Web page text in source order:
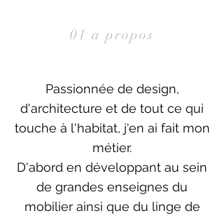
01 a propos
Passionnée de design,
d'architecture et de tout ce qui
touche à l'habitat, j'en ai fait mon
métier.
D'abord en développant au sein
de grandes enseignes du
mobilier ainsi que du linge de